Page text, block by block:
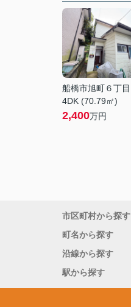
船橋市旭町６丁目
4DK (70.79㎡)
2,400万円
市区町村から探す
町名から探す
沿線から探す
駅から探す